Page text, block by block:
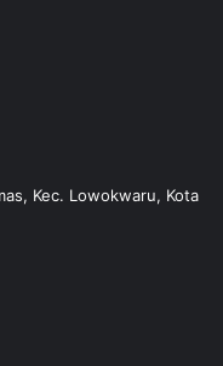
Kec. Lowokwaru, Kota